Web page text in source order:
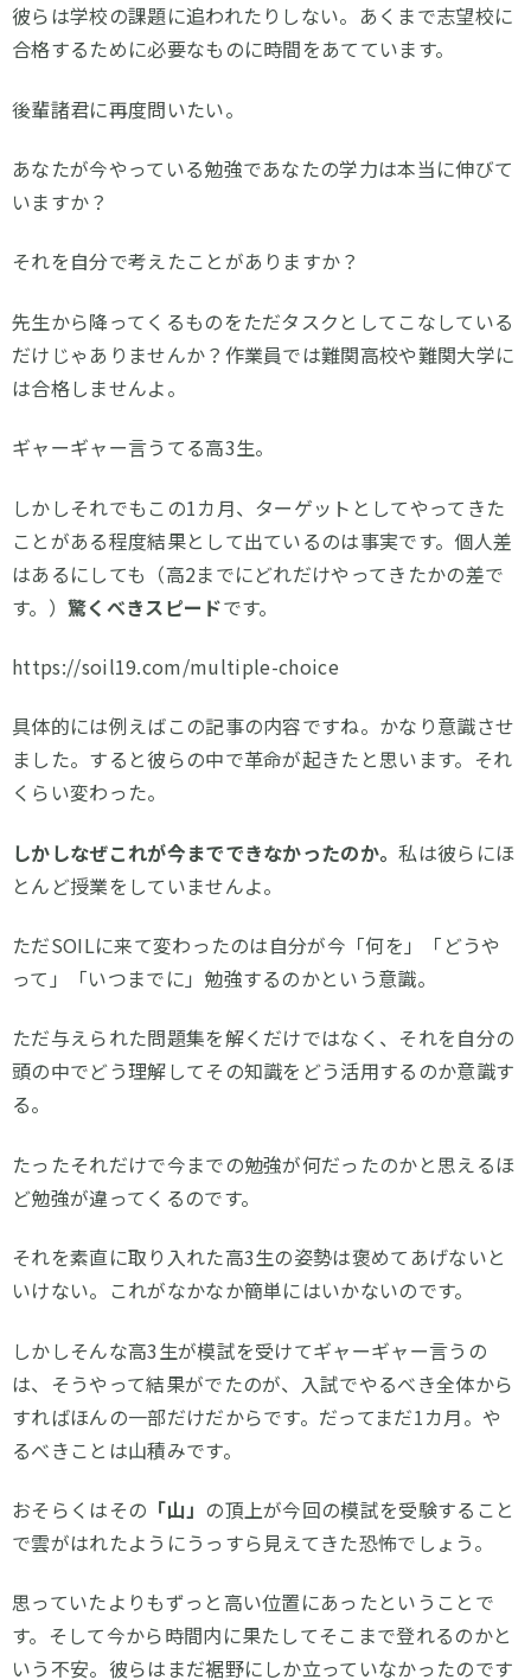
彼らは学校の課題に追われたりしない。あくまで志望校に
合格するために必要なものに時間をあてています。
後輩諸君に再度問いたい。
あなたが今やっている勉強であなたの学力は本当に伸びて
いますか？
それを自分で考えたことがありますか？
先生から降ってくるものをただタスクとしてこなしている
だけじゃありませんか？作業員では難関高校や難関大学に
は合格しませんよ。
ギャーギャー言うてる高3生。
しかしそれでもこの1カ月、ターゲットとしてやってきた
ことがある程度結果として出ているのは事実です。個人差
はあるにしても（高2までにどれだけやってきたかの差で
す。） 驚くべきスピードです。
https://soil19.com/multiple-choice
具体的には例えばこの記事の内容ですね。かなり意識させ
ました。すると彼らの中で革命が起きたと思います。それ
くらい変わった。
しかしなぜこれが今までできなかったのか。私は彼らにほ
とんど授業をしていませんよ。
ただSOILに来て変わったのは自分が今「何を」「どうや
って」「いつまでに」勉強するのかという意識。
ただ与えられた問題集を解くだけではなく、それを自分の
頭の中でどう理解してその知識をどう活用するのか意識す
る。
たったそれだけで今までの勉強が何だったのかと思えるほ
ど勉強が違ってくるのです。
それを素直に取り入れた高3生の姿勢は褒めてあげないと
いけない。これがなかなか簡単にはいかないのです。
しかしそんな高3生が模試を受けてギャーギャー言うの
は、そうやって結果がでたのが、入試でやるべき全体から
すればほんの一部だけだからです。だってまだ1カ月。や
るべきことは山積みです。
おそらくはその 「山」 の頂上が今回の模試を受験すること
で雲がはれたようにうっすら見えてきた恐怖でしょう。
思っていたよりもずっと高い位置にあったということで
す。そして今から時間内に果たしてそこまで登れるのかと
いう不安。彼らはまだ裾野にしか立っていなかったのです